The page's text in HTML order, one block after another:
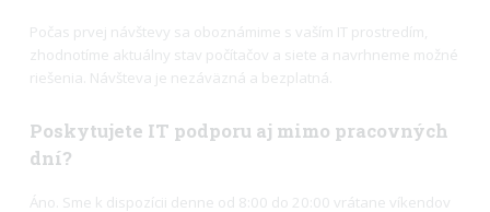
Počas prvej návštevy sa oboznámime s vaším IT prostredím,
zhodnotíme aktuálny stav počítačov a siete a navrhneme možné
riešenia. Návšteva je nezáväzná a bezplatná.
Poskytujete IT podporu aj mimo pracovných
dní?
Áno. Sme k dispozícii denne od 8:00 do 20:00 vrátane víkendov